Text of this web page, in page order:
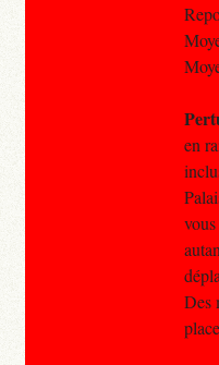
en
Des